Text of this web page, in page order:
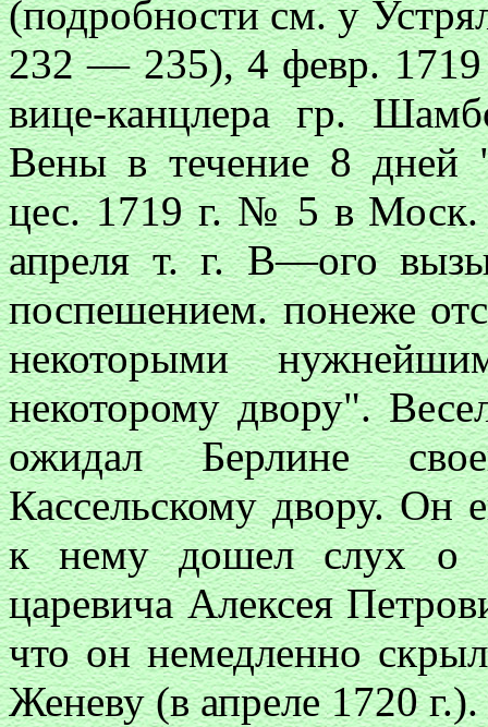
(подробности см. у
232 — 235), 4 февр. 1719
вице-канцлера гр.
Вены в течение 8 дней
цес. 1719 г. № 5 в Моск.
апреля т. г. В—ого
поспешением. понеже
некоторыми
некоторому двору".
ожидал Берлине
Кассельскому двору. Он
к нему дошел слух о
царевича Алексея
что он немедленно
Женеву (в апреле 1720 г.).